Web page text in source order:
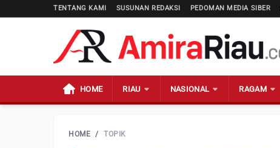
TENTANG KAMI SUSUNAN REDAKSI PEDOMAN MEDIA SIBER
HOME RIAU NASIONAL RAGAM
HOME / TOPIK